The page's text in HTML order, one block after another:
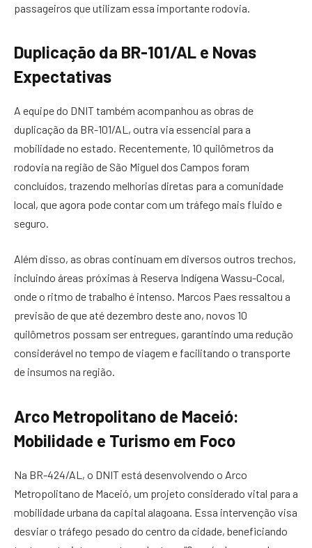
passageiros que utilizam essa importante rodovia.
Duplicação da BR-101/AL e Novas
Expectativas
A equipe do DNIT também acompanhou as obras de
duplicação da BR-101/AL, outra via essencial para a
mobilidade no estado. Recentemente, 10 quilômetros da
rodovia na região de São Miguel dos Campos foram
concluídos, trazendo melhorias diretas para a comunidade
local, que agora pode contar com um tráfego mais fluido e
seguro.
Além disso, as obras continuam em diversos outros trechos,
incluindo áreas próximas à Reserva Indígena Wassu-Cocal,
onde o ritmo de trabalho é intenso. Marcos Paes ressaltou a
previsão de que até dezembro deste ano, novos 10
quilômetros possam ser entregues, garantindo uma redução
considerável no tempo de viagem e facilitando o transporte
de insumos na região.
Arco Metropolitano de Maceió:
Mobilidade e Turismo em Foco
Na BR-424/AL, o DNIT está desenvolvendo o Arco
Metropolitano de Maceió, um projeto considerado vital para a
mobilidade urbana da capital alagoana. Essa intervenção visa
desviar o tráfego pesado do centro da cidade, beneficiando